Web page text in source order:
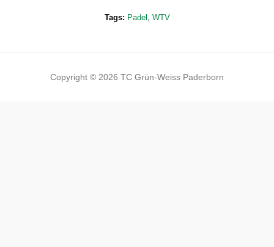
Tags: Padel , WTV
Copyright © 2026 TC Grün-Weiss Paderborn